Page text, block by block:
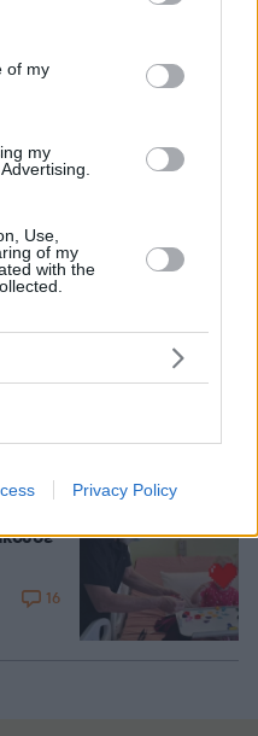
its third-party tags to
purposes in below Google
of my
my
Use,
of my
with the
Privacy Policy
ο
16